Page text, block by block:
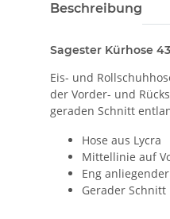
Beschreibung
Sagester Kürhose
Eis- und
der Vorder- und
geraden Schnitt
Hose aus Lycra
Mittellinie auf
Eng
Gerader Schnitt